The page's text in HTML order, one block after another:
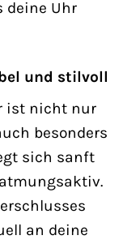
deine Uhr
und stilvoll
ist nicht nur
besonders
sich sanft
an deine